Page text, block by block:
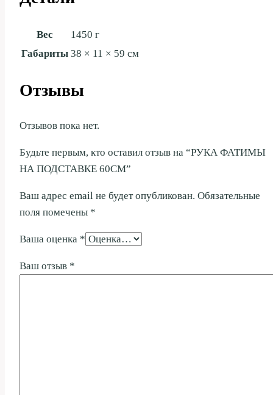
Вес
1450 г
Габариты 38 × 11 × 59 см
Отзывы
Отзывов пока нет.
Будьте первым, кто оставил отзыв на “РУКА ФАТИМЫ
НА ПОДСТАВКЕ 60СМ”
Ваш адрес email не будет опубликован. Обязательные
поля помечены *
Ваша оценка *
Ваш отзыв *